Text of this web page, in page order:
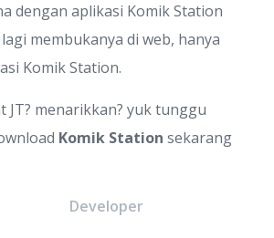
dengan aplikasi Komik Station
membukanya di web, hanya
Komik Station.
JT? menarikkan? yuk tunggu
Komik Station sekarang
Developer